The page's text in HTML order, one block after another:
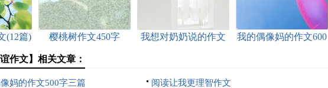
(12篇) 樱桃树作文450字
我想对奶奶说的作文
我的偶像妈的作文600
作文】相关文章：
妈的作文500字三篇
阅读让我更理智作文